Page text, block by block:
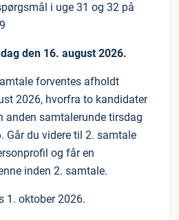
i uge 31 og 32 på
den 16. august 2026.
forventes afholdt
2026, hvorfra to kandidater
anden samtalerunde tirsdag
Går du videre til 2. samtale
og får en
inden 2. samtale.
1. oktober 2026.